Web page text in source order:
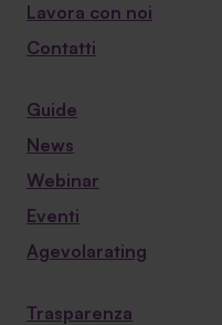
Lavora con noi
Contatti
Guide
News
Webinar
Eventi
Agevolarating
Trasparenza